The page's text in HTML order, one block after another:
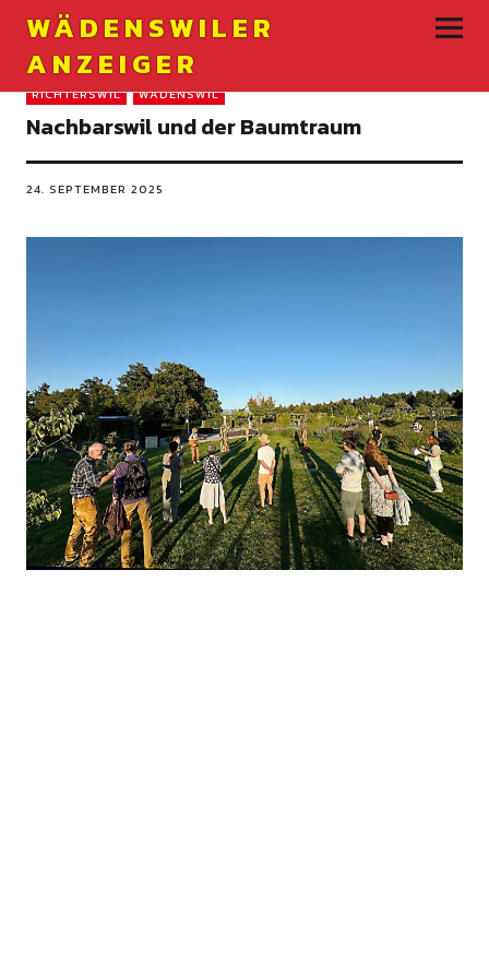
WÄDENSWILER
ANZEIGER
RICHTERSWIL WÄDENSWIL
Nachbarswil und der Baumtraum
24. SEPTEMBER 2025